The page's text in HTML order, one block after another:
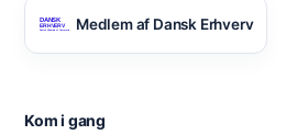
Medlem af Dansk Erhverv
Kom i gang